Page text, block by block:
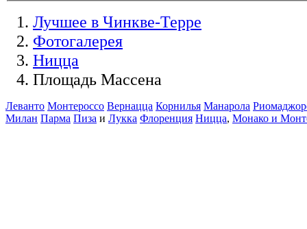
Лучшее в Чинкве-Терре
Фотогалерея
Ницца
Площадь Массена
Леванто Монтероссо Вернацца Корнилья Манарола
Милан Парма Пиза и Лукка Флоренция Ницца, Монако и